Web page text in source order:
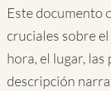
Este documento
cruciales sobre
hora, el lugar,
descripción